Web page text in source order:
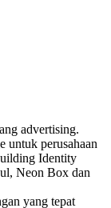
advertising.
untuk perusahaan
Identity
Neon Box dan
yang tepat